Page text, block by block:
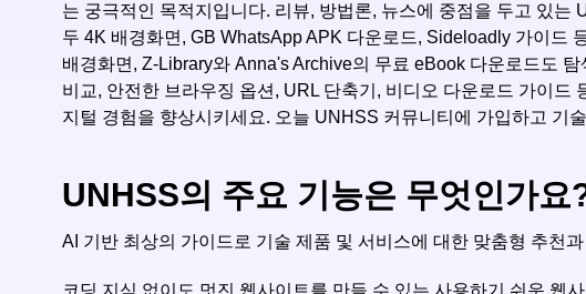
는 궁극적인 목적지입니다. 리뷰, 방법론, 뉴스에 중점을 두고 있
두 4K 배경화면, GB WhatsApp APK 다운로드, Sideloadly 가이드
배경화면, Z-Library와 Anna's Archive의 무료 eBook 다운로드도
비교, 안전한 브라우징 옵션, URL 단축기, 비디오 다운로드 가이
지털 경험을 향상시키세요. 오늘 UNHSS 커뮤니티에 가입하고 기
UNHSS의 주요 기능은 무엇인가요
AI 기반 최상의 가이드로 기술 제품 및 서비스에 대한 맞춤형 추천
코딩 지식 없이도 멋진 웹사이트를 만들 수 있는 사용하기 쉬운 웹